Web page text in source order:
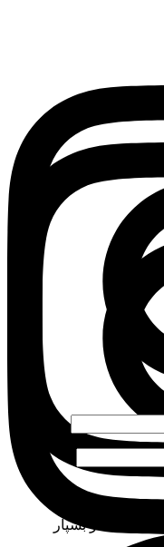
مرا به خاطر بسپار